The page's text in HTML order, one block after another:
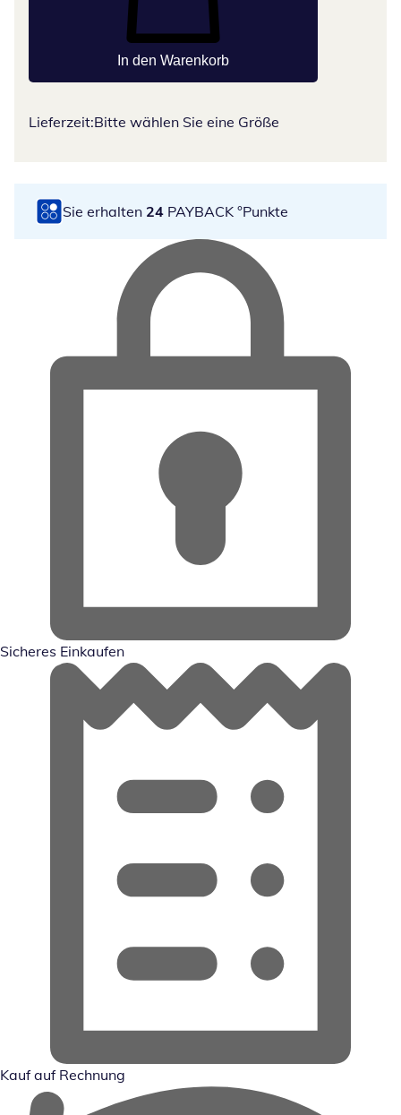
In den Warenkorb
Lieferzeit:Bitte wählen Sie eine Größe
Sie erhalten 24 PAYBACK °Punkte
Sicheres Einkaufen
Kauf auf Rechnung